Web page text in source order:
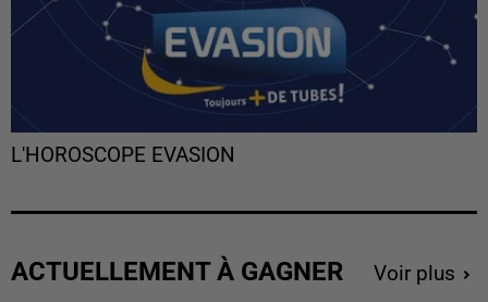
L'HOROSCOPE EVASION
ACTUELLEMENT À GAGNER Voir plus